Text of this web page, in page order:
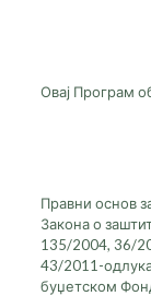
Овај Програм
Правни основ
Закона о
135/2004, 36/
43/2011-
буџетском